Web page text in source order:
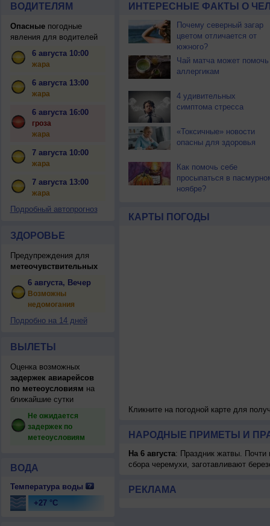
ВОДИТЕЛЯМ
Опасныепогодные
явления для водителей
6 августа 10:00
жара
6 августа 13:00
жара
6 августа 16:00
гроза
жара
7 августа 10:00
жара
7 августа 13:00
жара
Подробный автопрогноз
ЗДОРОВЬЕ
Предупреждения для
метеочувствительных
6 августа, Вечер
Возможны
недомогания
Подробно на 14 дней
ВЫЛЕТЫ
Оценка возможных
задержек авиарейсов
по метеоусловиям на
ближайшие сутки
Не ожидается
задержек по
метеоусловиям
ВОДА
Температура воды
+27 °C
ИНТЕРЕСНЫЕ ФАКТЫ О
Почему северный загар
цветом отличается от
южного?
Чай матча может помочь
аллергикам
4 удивительных
симптома стресса
«Токсичные» новости
опасны для здоровья
Как помочь себе
просыпаться в
ноябре?
КАРТЫ ПОГОДЫ
Кликните на погодной карте для
НАРОДНЫЕ ПРИМЕТЫ И
На 6 августа: Праздник жатвы. Почти
сбора черемухи, заготавливают
РЕКЛАМА